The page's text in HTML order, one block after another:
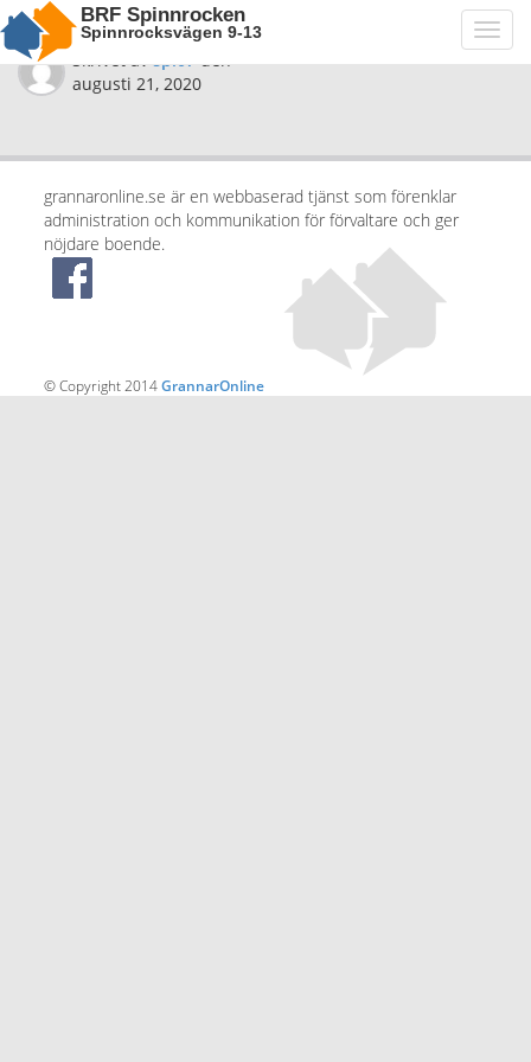
BRF Spinnrocken
Spinnrocksvägen 9-13
Skrivet avspi07den
augusti 21, 2020
grannaronline.se är en webbaserad tjänst som förenklar
administration och kommunikation för förvaltare och ger
nöjdare boende.
© Copyright 2014GrannarOnline